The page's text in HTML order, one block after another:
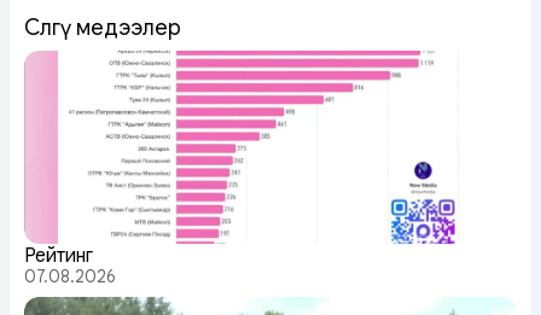
Сөөлгү медээлер
Рейтинг
07.08.2026